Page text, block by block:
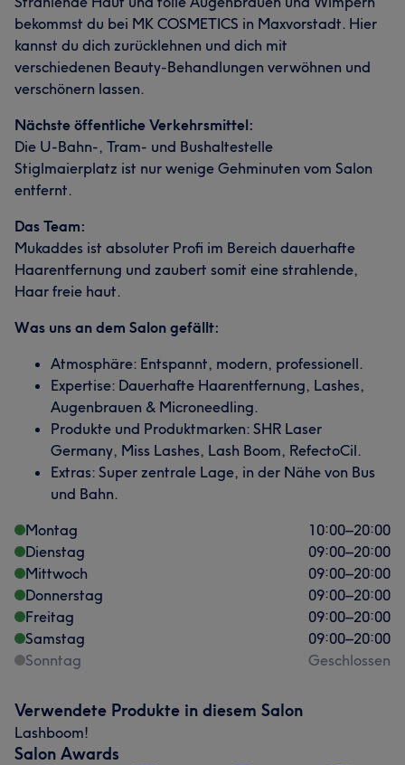
bekommst du bei MK COSMETICS in Maxvorstadt. Hier
kannst du dich zurücklehnen und dich mit
verschiedenen Beauty-Behandlungen verwöhnen und
verschönern lassen.
Nächste öffentliche Verkehrsmittel:
Die U-Bahn-, Tram- und Bushaltestelle
Stiglmaierplatz ist nur wenige Gehminuten vom Salon
entfernt.
Das Team:
Mukaddes ist absoluter Profi im Bereich dauerhafte
Haarentfernung und zaubert somit eine strahlende,
Haar freie haut.
Was uns an dem Salon gefällt:
Atmosphäre: Entspannt, modern, professionell.
Expertise: Dauerhafte Haarentfernung, Lashes,
Augenbrauen & Microneedling.
Produkte und Produktmarken: SHR Laser
Germany, Miss Lashes, Lash Boom, RefectoCil.
Extras: Super zentrale Lage, in der Nähe von Bus
und Bahn.
Montag
10:00–20:00
Dienstag
09:00–20:00
Mittwoch
09:00–20:00
Donnerstag
09:00–20:00
Freitag
09:00–20:00
Samstag
09:00–20:00
Sonntag
Geschlossen
Verwendete Produkte in diesem Salon
Lashboom!
Salon Awards